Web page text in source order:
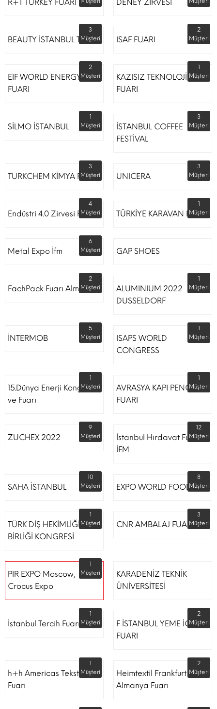
R+T TURKEY FUARI DENEY ZİRVESİ
BEAUTY İSTANBUL TÜYAP
3
Müşteri
ISAF FUARI
2
Müşteri
EIF WORLD ENERGY
FUARI
2
Müşteri
KAZISIZ TEKNOLOJİLER
FUARI
1
Müşteri
SİLMO İSTANBUL
1
Müşteri
İSTANBUL COFFEE
FESTİVAL
3
Müşteri
TURKCHEM KİMYA FUARI
3
Müşteri
UNICERA
3
Müşteri
Endüstri 4.0 Zirvesi Fuarı
4
Müşteri
TÜRKİYE KARAVAN FUARI
1
Müşteri
Metal Expo İfm
6
Müşteri
GAP SHOES
FachPack Fuarı Almanya
2
Müşteri
ALUMINIUM 2022
DUSSELDORF
1
Müşteri
İNTERMOB
5
Müşteri
ISAPS WORLD
CONGRESS
1
Müşteri
15.Dünya Enerji Kongresi
ve Fuarı
1
Müşteri
AVRASYA KAPI PENCERE
FUARI
1
Müşteri
ZUCHEX 2022
9
Müşteri
İstanbul Hırdavat Fuarı
İFM
12
Müşteri
SAHA İSTANBUL
10
Müşteri
EXPO WORLD FOOD
8
Müşteri
TÜRK DİŞ HEKİMLİĞİ
BİRLİĞİ KONGRESİ
1
Müşteri
CNR AMBALAJ FUARI
3
Müşteri
PIR EXPO Moscow,
Crocus Expo
1
Müşteri
KARADENİZ TEKNİK
ÜNİVERSİTESİ
İstanbul Tercih Fuarı
1
Müşteri
F İSTANBUL YEME İÇME
FUARI
2
Müşteri
h+h Americas Tekstil
Fuarı
1
Müşteri
Heimtextil Frankfurt
Almanya Fuarı
2
Müşteri